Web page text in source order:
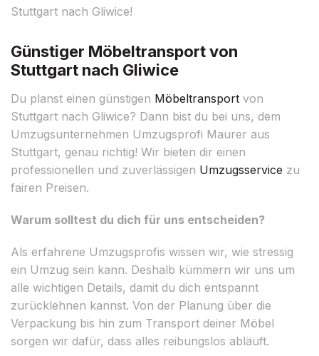
Stuttgart nach Gliwice!
Günstiger Möbeltransport von
Stuttgart nach Gliwice
Du planst einen günstigen Möbeltransport von
Stuttgart nach Gliwice? Dann bist du bei uns, dem
Umzugsunternehmen Umzugsprofi Maurer aus
Stuttgart, genau richtig! Wir bieten dir einen
professionellen und zuverlässigen Umzugsservice zu
fairen Preisen.
Warum solltest du dich für uns entscheiden?
Als erfahrene Umzugsprofis wissen wir, wie stressig
ein Umzug sein kann. Deshalb kümmern wir uns um
alle wichtigen Details, damit du dich entspannt
zurücklehnen kannst. Von der Planung über die
Verpackung bis hin zum Transport deiner Möbel
sorgen wir dafür, dass alles reibungslos abläuft.